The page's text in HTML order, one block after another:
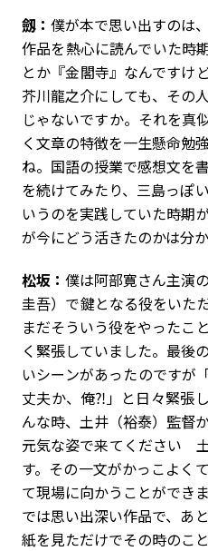
劔： 僕が本で思い出すのは
作品を熱心に読んでいた時
とか『金閣寺』なんですけ
芥川龍之介にしても、その
じゃないですか。それを真
く文章の特徴を一生懸命勉
ね。国語の授業で感想文を
を続けてみたり、三島っぽ
いうのを実践していた時期
が今にどう活きたのかは分
松坂： 僕は阿部寛さん主演
圭吾）で鍵となる役をいた
まだそういう役をやったこ
く緊張していました。最後
いシーンがあったのですが
丈夫か、俺⁈」と日々緊張
んな時、土井（裕泰）監督
元気な姿で来てください
す。その一文がかっこよく
て現場に向かうことができ
では思い出深い作品で、あ
紙を見ただけでその時のこ